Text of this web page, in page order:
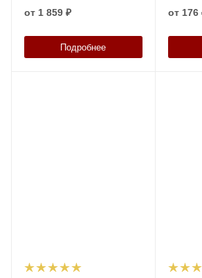
от 1 859 ₽
Подробнее
от 176